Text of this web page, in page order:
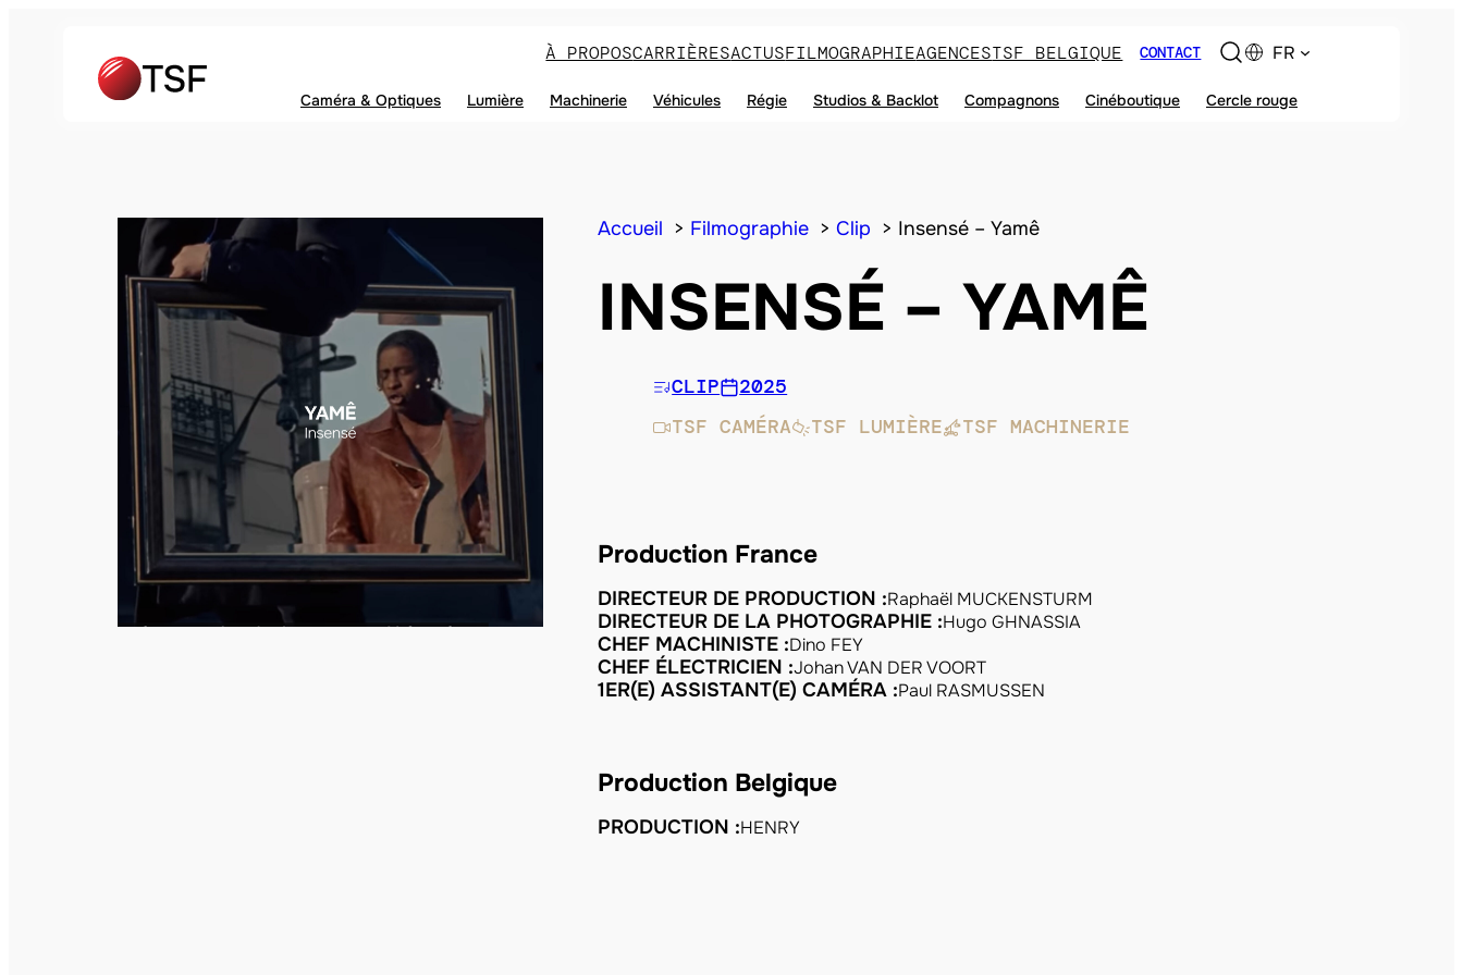
À PROPOSCARRIÈRESACTUSFILMOGRAPHIEAGENCESTSF BELGIQUE CONTACT FR
Caméra & Optiques Lumière Machinerie Véhicules Régie Studios & Backlot Compagnons Cinéboutique Cercle rouge
Accueil Filmographie Clip Insensé – Yamê
INSENSÉ – YAMÊ
CLIP
2025
TSF CAMÉRA
TSF LUMIÈRE TSF MACHINERIE
Production France
DIRECTEUR DE PRODUCTION :Raphaël MUCKENSTURM
DIRECTEUR DE LA PHOTOGRAPHIE :Hugo GHNASSIA
CHEF MACHINISTE :Dino FEY
CHEF ÉLECTRICIEN :Johan VAN DER VOORT
1ER(E) ASSISTANT(E) CAMÉRA :Paul RASMUSSEN
Production Belgique
PRODUCTION :HENRY